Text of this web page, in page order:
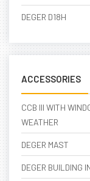
DEGER D18H
ACCESSORIES
CCB III WITH
WEATHER
DEGER MAST
DEGER BUILDING